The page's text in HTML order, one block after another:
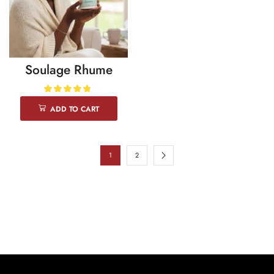
Soulage Rhume
ADD TO CART
1 2